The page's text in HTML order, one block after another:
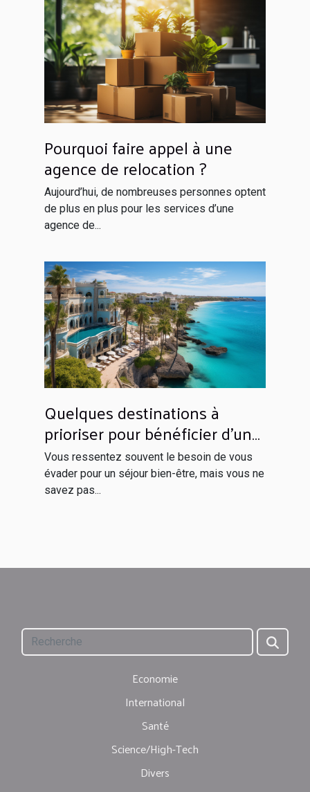
Pourquoi faire appel à une
agence de relocation ?
Aujourd’hui, de nombreuses personnes optent
de plus en plus pour les services d’une
agence de...
Quelques destinations à
prioriser pour bénéficier d’un
séjour inoubliable
Vous ressentez souvent le besoin de vous
évader pour un séjour bien-être, mais vous ne
savez pas...
Economie
International
Santé
Science/High-Tech
Divers